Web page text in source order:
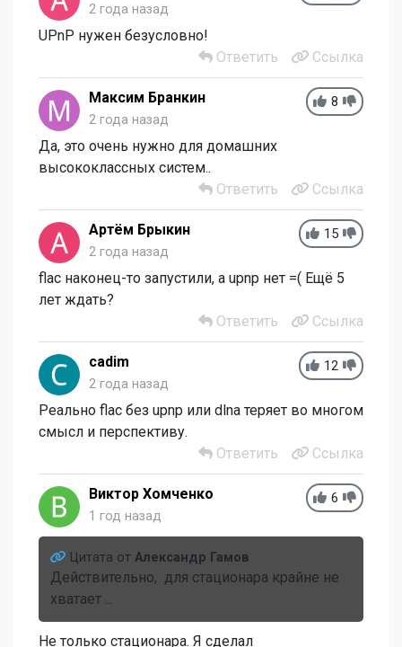
2 года назад
UPnP нужен безусловно!
Ответить
Ссылка
8
Максим Бранкин
2 года назад
Да, это очень нужно для домашних
высококлассных систем..
Ответить
Ссылка
15
Артём Брыкин
2 года назад
flac наконец-то запустили, а upnp нет =( Ещё 5
лет ждать?
Ответить
Ссылка
12
cadim
2 года назад
Реально flac без upnp или dlna теряет во многом
смысл и перспективу.
Ответить
Ссылка
6
Виктор Хомченко
1 год назад
Цитата от Александр Гамов
Действительно, для стационара крайне не
хватает ...
Не только стационара. Я сделал